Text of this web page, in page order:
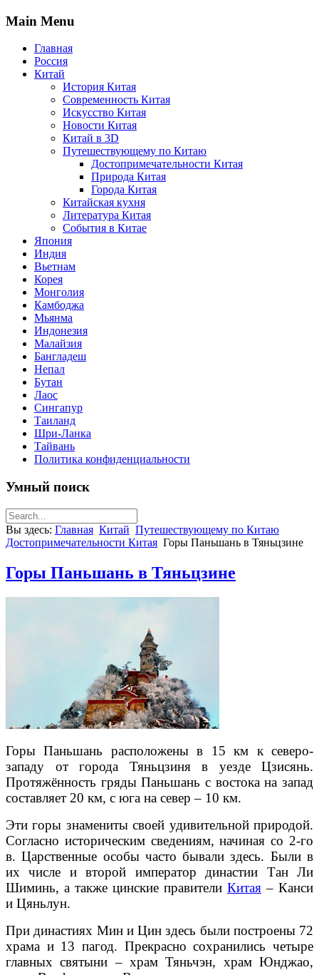
Main Menu
Главная
Россия
Китай
История Китая
Современность Китая
Искусство Китая
Новости Китая
Китай в 3D
Путешествующему по Китаю
Достопримечательности Китая
Природа Китая
Города Китая
Китайская кухня
Литература Китая
События в Китае
Япония
Индия
Вьетнам
Корея
Монголия
Камбоджа
Мьянма
Индонезия
Малайзия
Бангладеш
Непал
Бутан
Лаос
Сингапур
Таиланд
Шри-Ланка
Тайвань
Политика конфиденциальности
Умный поиск
Вы здесь: Главная Китай Путешествующему по Китаю
Достопримечательности Китая Горы Паньшань в Тяньцзине
Горы Паньшань в Тяньцзине
Горы Паньшань расположены в 15 км к северо-
западу от города Тяньцзиня в уезде Цзисянь.
Протяжённость гряды Паньшань с востока на запад
составляет 20 км, с юга на север – 10 км.
Эти горы знамениты своей удивительной природой.
Согласно историческим сведениям, начиная со 2-го
в. Царственные особы часто бывали здесь. Были в
их числе и второй император династии Тан Ли
Шиминь, а также цинские правители Китая – Канси
и Цяньлун.
При династиях Мин и Цин здесь были построены 72
храма и 13 пагод. Прекрасно сохранились четыре
главных святыни – храм Тяньчэн, храм Юнджао,